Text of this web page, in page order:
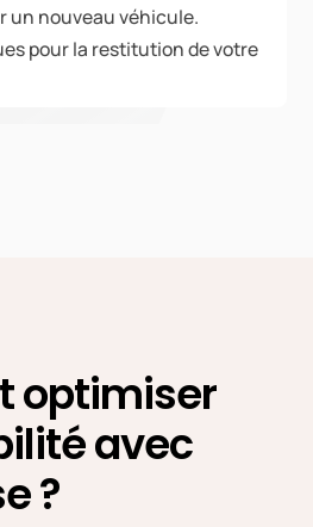
un nouveau véhicule.
pour la restitution de votre
optimiser
avec
?